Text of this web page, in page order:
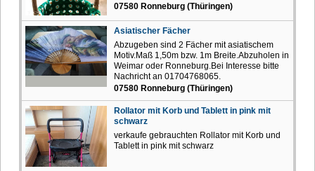
07580 Ronneburg (Thüringen)
Asiatischer Fächer
Abzugeben sind 2 Fächer mit asiatischem
Motiv.Maß 1,50m bzw. 1m Breite.Abzuholen in
Weimar oder Ronneburg.Bei Interesse bitte
Nachricht an 01704768065.
07580 Ronneburg (Thüringen)
Rollator mit Korb und Tablett in pink mit
schwarz
verkaufe gebrauchten Rollator mit Korb und
Tablett in pink mit schwarz